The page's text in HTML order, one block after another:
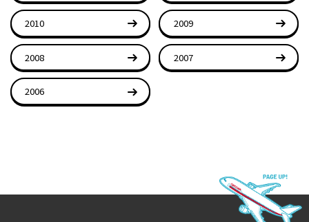
2010 2009
2008 2007
2006